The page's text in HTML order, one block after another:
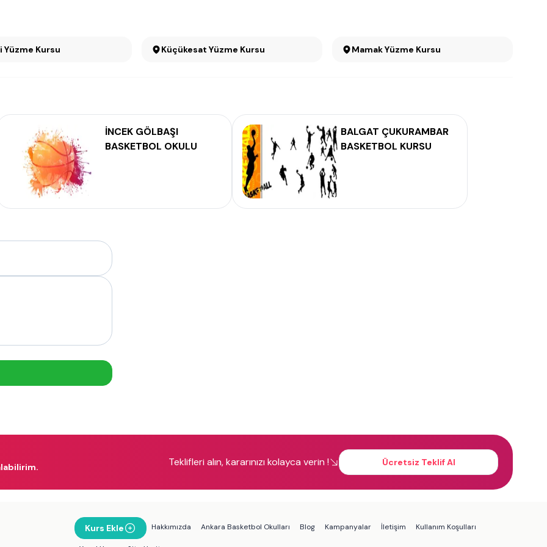
Cebeci Yüzme Kursu Küçükesat Yüzme Kursu Mamak Yüzme Kursu
İNCEK GÖLBAŞI
BASKETBOL OKULU
BALGAT ÇUKURAMBAR
BASKETBOL KURSU
Teklifleri alın, kararınızı kolayca verin ! Ücretsiz Teklif Al
Kurs Ekle Hakkımızda Ankara Basketbol Okulları Blog Kampanyalar İletişim Kullanım Koşulları